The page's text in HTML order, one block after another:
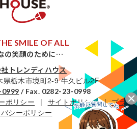
SMILE OF ALL
の笑顔のために…
トレンディハウス
県栃木市境町2-9 牛久ビル2F
/ Fax. 0282-23-0998
ポリシー サイトポリシー
プラ
シーポリシー